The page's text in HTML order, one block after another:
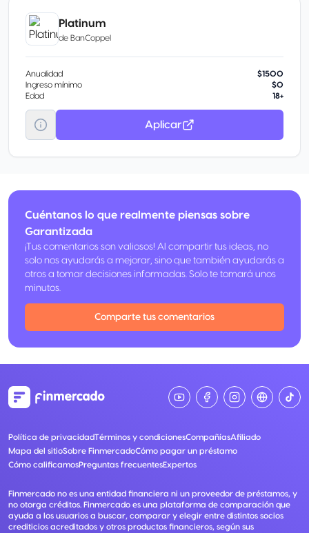
Platinum
de BanCoppel
Anualidad
$1500
Ingreso mínimo
$0
Edad
18+
Aplicar
Cuéntanos lo que realmente piensas sobre
Garantizada
¡Tus comentarios son valiosos! Al compartir tus ideas, no
solo nos ayudarás a mejorar, sino que también ayudarás a
otros a tomar decisiones informadas. Solo te tomará unos
minutos.
Comparte tus comentarios
Política de privacidadTérminos y condicionesCompañíasAfiliado
Mapa del sitioSobre FinmercadoCómo pagar un préstamo
Cómo calificamosPreguntas frecuentesExpertos
Finmercado no es una entidad financiera ni un proveedor de préstamos, y
no otorga créditos. Finmercado es una plataforma de comparación que
ayuda a los usuarios a buscar, comparar y elegir entre distintos socios
crediticios acreditados y otros productos financieros, según sus